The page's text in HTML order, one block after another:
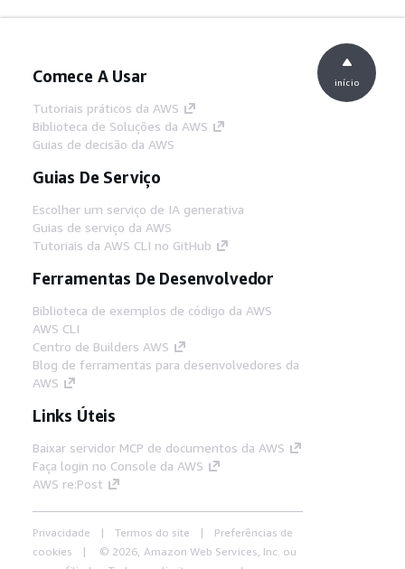
Comece A Usar
Tutoriais práticos da AWS
Biblioteca de Soluções da AWS
Guias de decisão da AWS
Guias De Serviço
Escolher um serviço de IA generativa
Guias de serviço da AWS
Tutoriais da AWS CLI no GitHub
Ferramentas De Desenvolvedor
Biblioteca de exemplos de código da AWS
AWS CLI
Centro de Builders AWS
Blog de ferramentas para desenvolvedores da
AWS
Links Úteis
Baixar servidor MCP de documentos da AWS
Faça login no Console da AWS
AWS re:Post
Privacidade Termos do site
Preferências de
cookies
© 2026, Amazon Web Services, Inc. ou
início